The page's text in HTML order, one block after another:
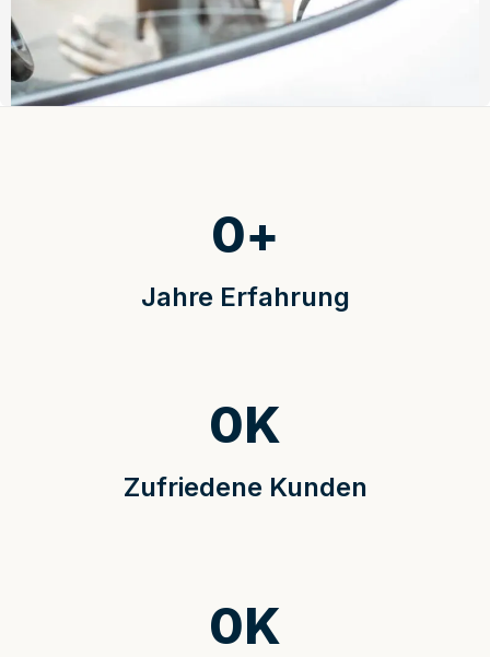
Jahre Erfahrung
0+
Zufriedene Kunden
0K
0K